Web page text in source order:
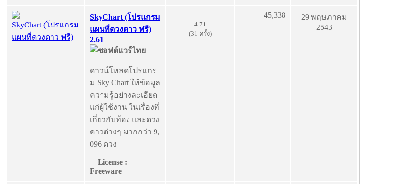
SkyChart (โปรแกรม
แผนที่ดวงดาว ฟรี)
2.61
ดาวน์โหลดโปรแกร
ม Sky Chart ให้ข้อมูล
ความรู้อย่างละเอียด
แก่ผู้ใช้งาน ในเรื่องที่
เกี่ยวกับท้อง และดวง
ดาวต่างๆ มากกว่า 9,
096 ดวง
License :
Freeware
4.71
(31 ครั้ง)
45,338
29 พฤษภาคม
2543